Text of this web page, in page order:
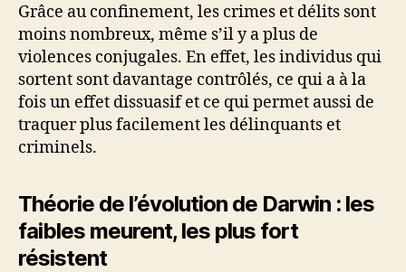
Grâce au confinement, les crimes et délits sont
moins nombreux, même s’il y a plus de
violences conjugales. En effet, les individus qui
sortent sont davantage contrôlés, ce qui a à la
fois un effet dissuasif et ce qui permet aussi de
traquer plus facilement les délinquants et
criminels.
Théorie de l’évolution de Darwin : les
faibles meurent, les plus fort
résistent